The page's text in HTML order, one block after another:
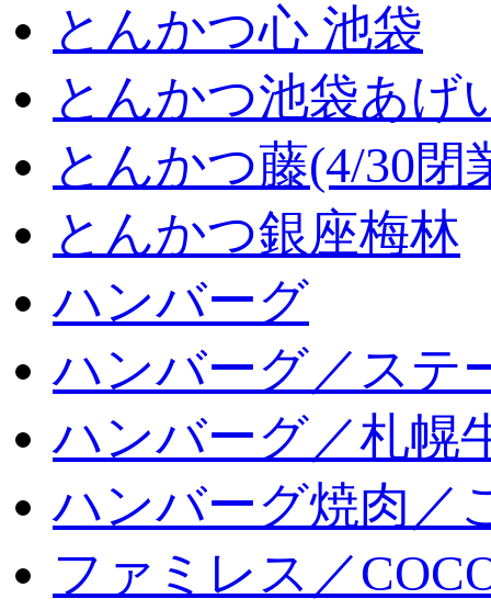
とんかつ心 池袋
とんかつ池袋あげ
とんかつ藤(4/30閉
とんかつ銀座梅林
ハンバーグ
ハンバーグ／ステ
ハンバーグ／札幌
ハンバーグ焼肉／
ファミレス／